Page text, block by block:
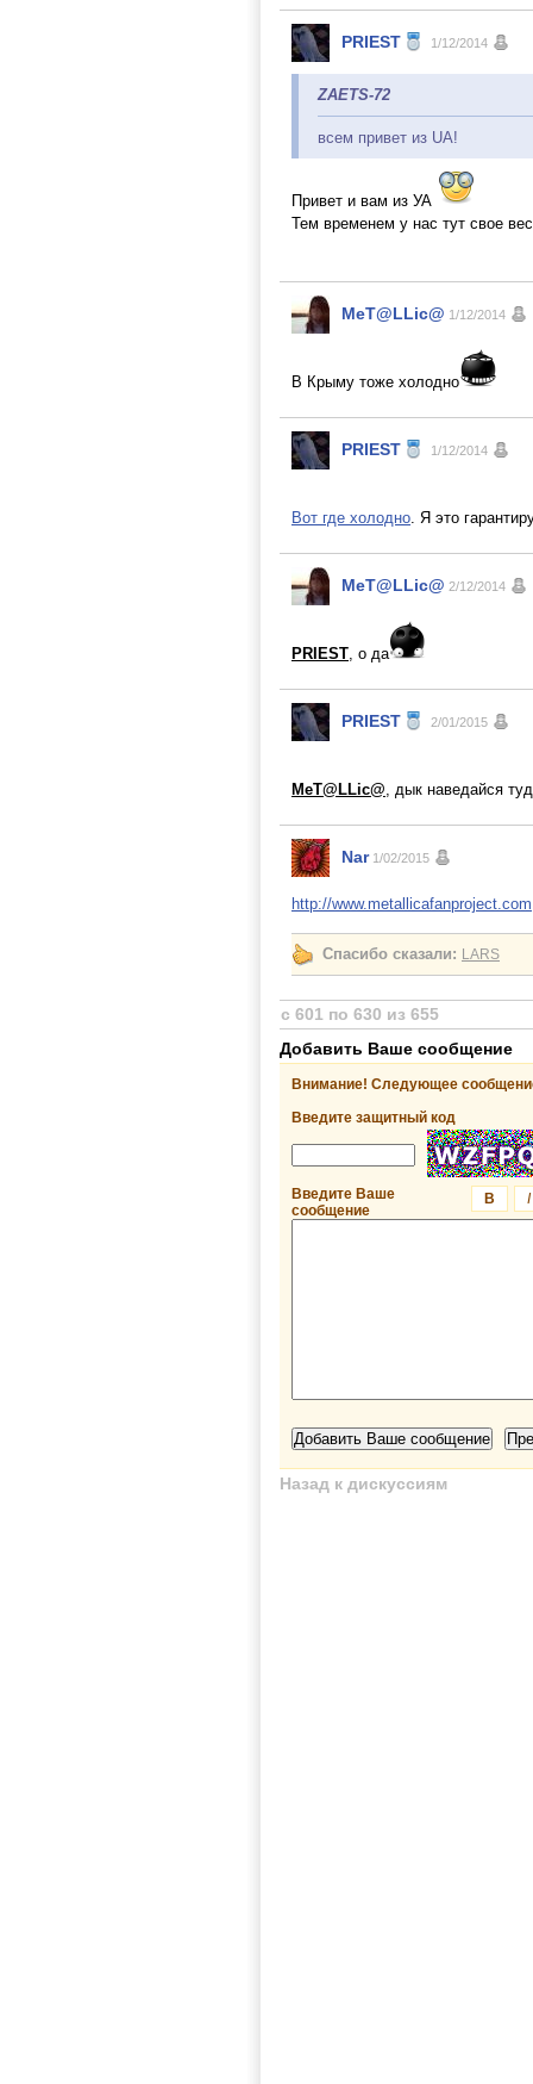
PRIEST 1/12/2014
ZAETS-72
всем привет из UA!
Привет и вам из УА
Тем временем у нас тут свое
MeT@LLic@ 1/12/2014
В Крыму тоже холодно
PRIEST 1/12/2014
Вот где холодно. Я это
MeT@LLic@ 2/12/2014
PRIEST, о да
PRIEST 2/01/2015
MeT@LLic@, дык наведайся
Nar 1/02/2015
http://www.metallicafanproject.com
Спасибо сказали: LARS
с 601 по 630 из 655
Добавить Ваше сообщение
Внимание! Следующее
Введите защитный код
I
B
Введите Ваше
сообщение
Назад к дискуссиям